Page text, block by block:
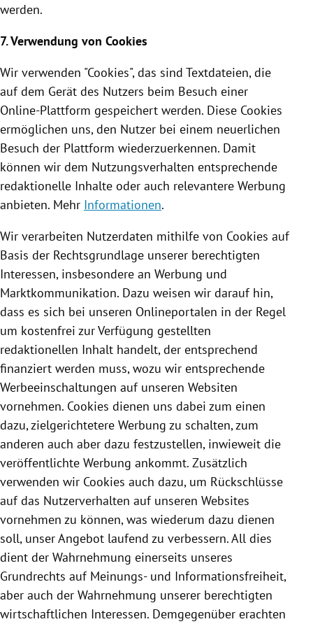
werden.
7. Verwendung von Cookies
Wir verwenden "Cookies", das sind Textdateien, die
auf dem Gerät des Nutzers beim Besuch einer
Online-Plattform gespeichert werden. Diese Cookies
ermöglichen uns, den Nutzer bei einem neuerlichen
Besuch der Plattform wiederzuerkennen. Damit
können wir dem Nutzungsverhalten entsprechende
redaktionelle Inhalte oder auch relevantere Werbung
anbieten. Mehr Informationen.
Wir verarbeiten Nutzerdaten mithilfe von Cookies auf
Basis der Rechtsgrundlage unserer berechtigten
Interessen, insbesondere an Werbung und
Marktkommunikation. Dazu weisen wir darauf hin,
dass es sich bei unseren Onlineportalen in der Regel
um kostenfrei zur Verfügung gestellten
redaktionellen Inhalt handelt, der entsprechend
finanziert werden muss, wozu wir entsprechende
Werbeeinschaltungen auf unseren Websiten
vornehmen. Cookies dienen uns dabei zum einen
dazu, zielgerichtetere Werbung zu schalten, zum
anderen auch aber dazu festzustellen, inwieweit die
veröffentlichte Werbung ankommt. Zusätzlich
verwenden wir Cookies auch dazu, um Rückschlüsse
auf das Nutzerverhalten auf unseren Websites
vornehmen zu können, was wiederum dazu dienen
soll, unser Angebot laufend zu verbessern. All dies
dient der Wahrnehmung einerseits unseres
Grundrechts auf Meinungs- und Informationsfreiheit,
aber auch der Wahrnehmung unserer berechtigten
wirtschaftlichen Interessen. Demgegenüber erachten